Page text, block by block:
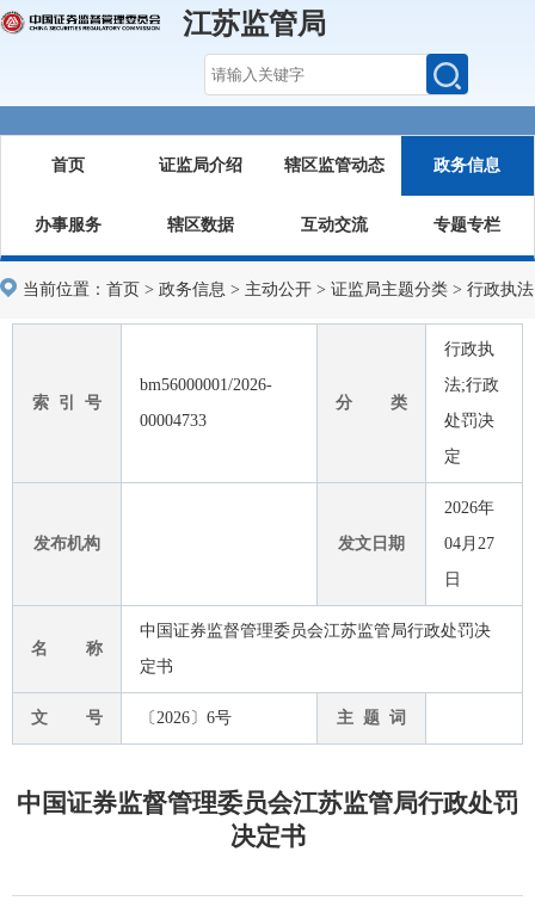
江苏监管局
首页 证监局介绍 辖区监管动态 政务信息
办事服务 辖区数据 互动交流 专题专栏
当前位置： 首页 > 政务信息 > 主动公开 > 证监局主题分类 > 行政执法
索 引 号
bm56000001/2026-
00004733
分 类
行政执
法;行政
处罚决
定
发布机构 发文日期
2026年
04月27
日
名 称
中国证券监督管理委员会江苏监管局行政处罚决
定书
文 号 〔2026〕6号 主 题 词
中国证券监督管理委员会江苏监管局行政处罚
决定书